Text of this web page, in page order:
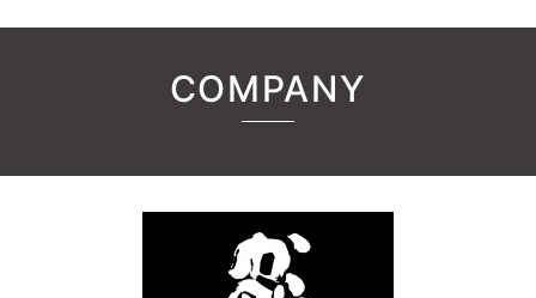
COMPANY